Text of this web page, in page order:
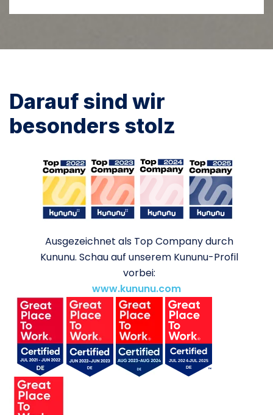
Darauf sind wir
besonders stolz
Ausgezeichnet als Top Company durch
Kununu. Schau auf unserem Kununu-Profil
vorbei:
www.kununu.com